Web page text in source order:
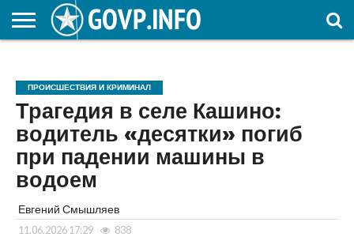
ОБРАЗОВАНИЕ
ПРОИСШЕСТВИЯ И КРИМИНАЛ
Трагедия в селе Кашино:
водитель «десятки» погиб
при падении машины в
водоем
Евгений Смышляев
11.06.2026 17:29 838